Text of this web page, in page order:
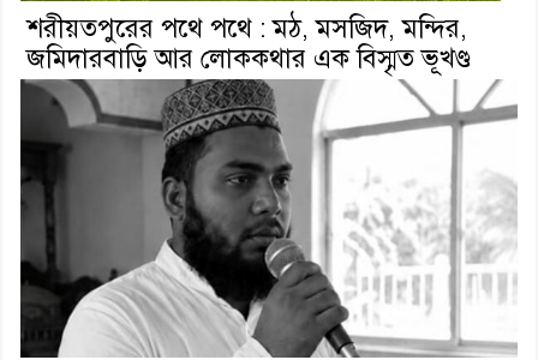
শরীয়তপুরের পথে পথে : মঠ, মসজিদ, মন্দির,
জমিদারবাড়ি আর লোককথার এক বিস্মৃত ভূখণ্ড